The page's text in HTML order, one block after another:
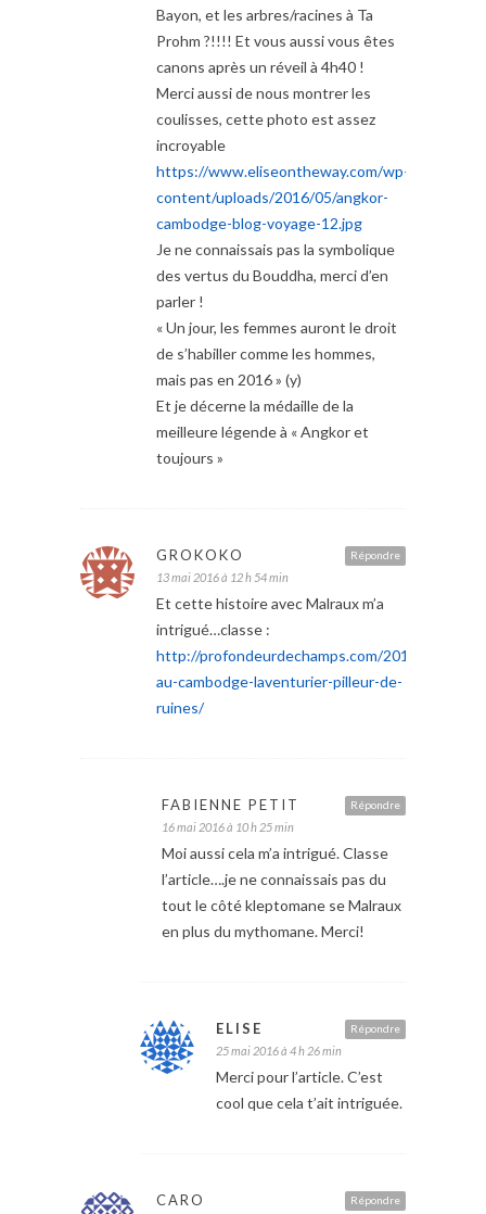
Bayon, et les arbres/racines à Ta
Prohm ?!!!! Et vous aussi vous êtes
canons après un réveil à 4h40 !
Merci aussi de nous montrer les
coulisses, cette photo est assez
incroyable
https://www.eliseontheway.com/wp-
content/uploads/2016/05/angkor-
cambodge-blog-voyage-12.jpg
Je ne connaissais pas la symbolique
des vertus du Bouddha, merci d’en
parler !
« Un jour, les femmes auront le droit
de s’habiller comme les hommes,
mais pas en 2016 » (y)
Et je décerne la médaille de la
meilleure légende à « Angkor et
toujours »
Répondre
GROKOKO
13 mai 2016 à 12 h 54 min
Et cette histoire avec Malraux m’a
intrigué…classe :
http://profondeurdechamps.com/2013/10/14/
au-cambodge-laventurier-pilleur-de-
ruines/
Répondre
FABIENNE PETIT
16 mai 2016 à 10 h 25 min
Moi aussi cela m’a intrigué. Classe
l’article….je ne connaissais pas du
tout le côté kleptomane se Malraux
en plus du mythomane. Merci!
Répondre
ELISE
25 mai 2016 à 4 h 26 min
Merci pour l’article. C’est
cool que cela t’ait intriguée.
Répondre
CARO